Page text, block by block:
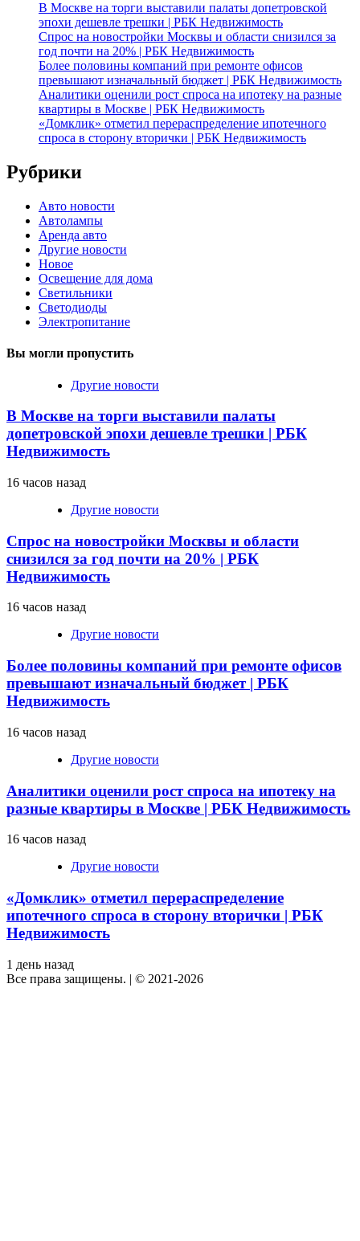
В Москве на торги выставили палаты допетровской
эпохи дешевле трешки | РБК Недвижимость
Спрос на новостройки Москвы и области снизился за
год почти на 20% | РБК Недвижимость
Более половины компаний при ремонте офисов
превышают изначальный бюджет | РБК Недвижимость
Аналитики оценили рост спроса на ипотеку на разные
квартиры в Москве | РБК Недвижимость
«Домклик» отметил перераспределение ипотечного
спроса в сторону вторички | РБК Недвижимость
Рубрики
Авто новости
Автолампы
Аренда авто
Другие новости
Новое
Освещение для дома
Светильники
Светодиоды
Электропитание
Вы могли пропустить
Другие новости
В Москве на торги выставили палаты
допетровской эпохи дешевле трешки | РБК
Недвижимость
16 часов назад
Другие новости
Спрос на новостройки Москвы и области
снизился за год почти на 20% | РБК
Недвижимость
16 часов назад
Другие новости
Более половины компаний при ремонте офисов
превышают изначальный бюджет | РБК
Недвижимость
16 часов назад
Другие новости
Аналитики оценили рост спроса на ипотеку на
разные квартиры в Москве | РБК Недвижимость
16 часов назад
Другие новости
«Домклик» отметил перераспределение
ипотечного спроса в сторону вторички | РБК
Недвижимость
1 день назад
Все права защищены. | © 2021-2026